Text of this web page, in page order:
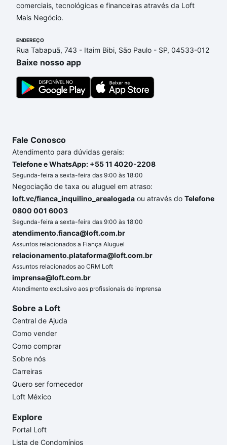
Apartamentos com 2 vagas à venda em Jardim
Flamboyant, Sorocaba, SP que custam a partir de
imobiliário as parcelas podem se adequar ao seu
orçamento. Se ainda tem alguma dúvida dos custos
envolvidos no processo de compra, veja em nosso
portal quanto custa comprar um apartamento
conte com a gente para comprar o imóvel dos seus
comerciais, tecnológicas e financeiras através da Loft
Mais Negócio.
ENDEREÇO
Rua Tabapuã, 743 - Itaim Bibi, São Paulo - SP, 04533-012
Baixe nosso app
Fale Conosco
Atendimento para dúvidas gerais:
Telefone e WhatsApp: +55 11 4020-2208
Segunda-feira a sexta-feira das 9:00 às 18:00
Negociação de taxa ou aluguel em atraso:
loft.vc/fianca_inquilino_arealogada ou através do Telefone
0800 001 6003
Segunda-feira a sexta-feira das 9:00 às 18:00
atendimento.fianca@loft.com.br
Assuntos relacionados a Fiança Aluguel
relacionamento.plataforma@loft.com.br
Assuntos relacionados ao CRM Loft
imprensa@loft.com.br
Atendimento exclusivo aos profissionais de imprensa
Sobre a Loft
Central de Ajuda
Como vender
Como comprar
Sobre nós
Carreiras
Quero ser fornecedor
Loft México
Explore
Portal Loft
Lista de Condomínios